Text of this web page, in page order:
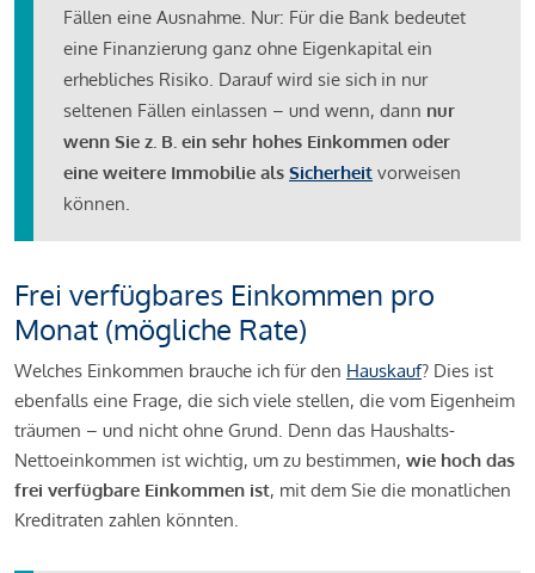
Fällen eine Ausnahme. Nur: Für die Bank bedeutet
eine Finanzierung ganz ohne Eigenkapital ein
erhebliches Risiko. Darauf wird sie sich in nur
seltenen Fällen einlassen – und wenn, dann nur
wenn Sie z. B. ein sehr hohes Einkommen oder
eine weitere Immobilie als Sicherheit vorweisen
können.
Frei verfügbares Einkommen pro
Monat (mögliche Rate)
Welches Einkommen brauche ich für den Hauskauf? Dies ist
ebenfalls eine Frage, die sich viele stellen, die vom Eigenheim
träumen – und nicht ohne Grund. Denn das Haushalts-
Nettoeinkommen ist wichtig, um zu bestimmen, wie hoch das
frei verfügbare Einkommen ist, mit dem Sie die monatlichen
Kreditraten zahlen könnten.